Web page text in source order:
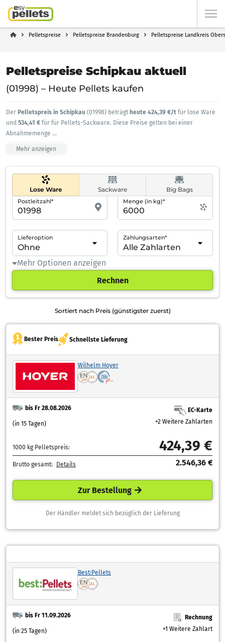
Pelletspreise Pelletspreise Brandenburg Pelletspreise Landkreis
Pelletspreise Schipkau aktuell
(01998) – Heute Pellets kaufen
Der Pelletspreis in Schipkau (01998) beträgt heute 424,39 €/t für lose Ware
und 534,41 € für für Pellets-Sackware. Diese Preise gelten bei einer
Abnahmemenge ...
Mehr anzeigen
Lose Ware Sackware Big Bags
Postleitzahl* Menge (in kg)*
Lieferoption Zahlungsarten*
Mehr Optionen anzeigen
Rechnen
Sortiert nach Preis (günstigster zuerst)
Bester Preis Schnellste Lieferung
Wilhelm Hoyer
bis Fr 28.08.2026
(in 15 Tagen)
EC-Karte
+2 Weitere Zahlarten
1000 kg Pelletspreis: 424,39 €
Brutto gesamt: Details 2.546,36 €
Zur Bestellung
Der Händler meldet sich bezüglich der Lieferung
Best:Pellets
bis Fr 11.09.2026
(in 25 Tagen)
Rechnung
+1 Weitere Zahlart